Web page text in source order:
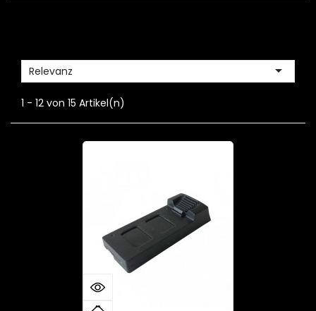
Relevanz 
1 - 12 von 15 Artikel(n)